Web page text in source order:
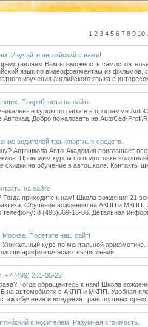
1 2 3 4 5 6 7 8 9 10
Изучайте английский с нами!
Вам возможность
язык по видеофрагментам из
изучения английского языка с
Подробности на сайте
курсы по работе в программе
Добро пожаловать на AutoCad-
водителей транспортных средств.
Автошкола Авто-Академия приглашает
Проводим курсы по подготовке
скидки на обучение в автошколе. Контакты
на сайте
Тогда приходите к нам! Школа вождения 21
Обучение вождению на АКПП и МКПП.
8 (495)669-16-06. Детальная
Посетите наш сайт!
курс по ментальной
арифметических вычислений.
+7 (499) 261-05-22
Тогда обращайтесь к нам! Школа
B на автомобилях с АКПП и МКПП. Удобная
обучения и вождения транспортных
с носителем. Разумная стоимость.